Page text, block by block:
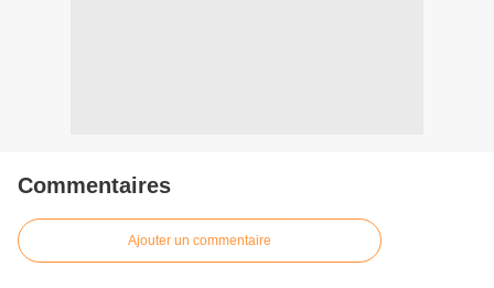
Commentaires
Ajouter un commentaire